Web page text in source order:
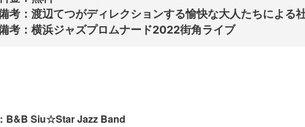
考：渡辺てつがディレクションする愉快な大人たちによ
■ 備考：横浜ジャズプロムナード2022街角ライブ
B&B Siu☆Star Jazz Band